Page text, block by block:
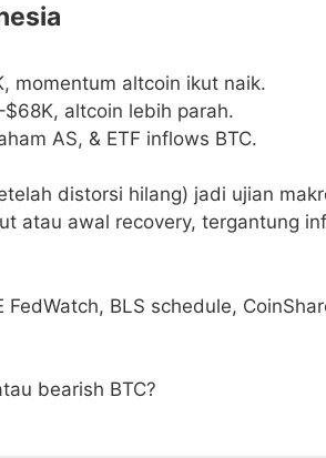
momentum altcoin ikut naik.
altcoin lebih parah.
AS, & ETF inflows BTC.
distorsi hilang) jadi ujian
atau awal recovery, tergantung
FedWatch, BLS schedule,
bearish BTC?